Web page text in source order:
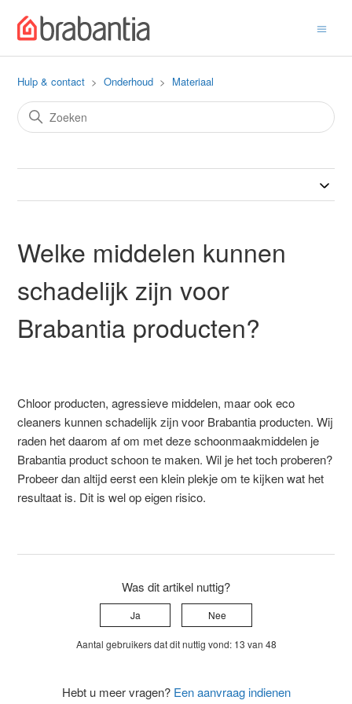
Hulp & contact Onderhoud Materiaal
Welke middelen kunnen
schadelijk zijn voor
Brabantia producten?
Chloor producten, agressieve middelen, maar ook eco
cleaners kunnen schadelijk zijn voor Brabantia producten. Wij
raden het daarom af om met deze schoonmaakmiddelen je
Brabantia product schoon te maken. Wil je het toch proberen?
Probeer dan altijd eerst een klein plekje om te kijken wat het
resultaat is. Dit is wel op eigen risico.
Was dit artikel nuttig?
Ja Nee
Aantal gebruikers dat dit nuttig vond: 13 van 48
Hebt u meer vragen? Een aanvraag indienen